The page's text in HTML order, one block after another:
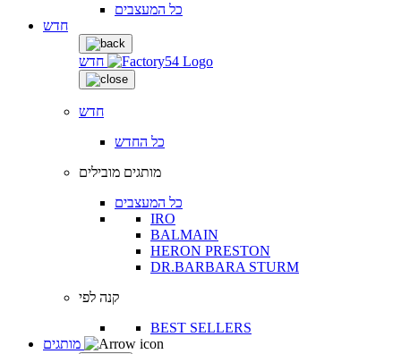
כל המעצבים
חדש
חדש
חדש
כל החדש
מותגים מובילים
כל המעצבים
IRO
BALMAIN
HERON PRESTON
DR.BARBARA STURM
קנה לפי
BEST SELLERS